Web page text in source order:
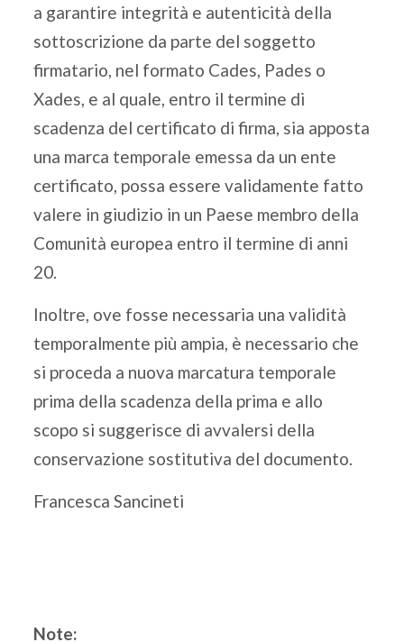
a garantire integrità e autenticità della
sottoscrizione da parte del soggetto
firmatario, nel formato Cades, Pades o
Xades, e al quale, entro il termine di
scadenza del certificato di firma, sia apposta
una marca temporale emessa da un ente
certificato, possa essere validamente fatto
valere in giudizio in un Paese membro della
Comunità europea entro il termine di anni
20.
Inoltre, ove fosse necessaria una validità
temporalmente più ampia, è necessario che
si proceda a nuova marcatura temporale
prima della scadenza della prima e allo
scopo si suggerisce di avvalersi della
conservazione sostitutiva del documento.
Francesca Sancineti
Note: